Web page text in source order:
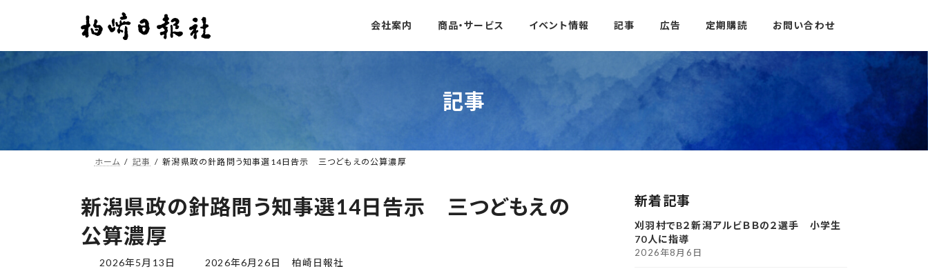
ン
ー
会社案内 商品・サービス イベント情報 記事 広告 定期購読 お問い合わせ
記事
ホーム 記事 新潟県政の針路問う知事選14日告示 三つどもえの公算濃厚
新潟県政の針路問う知事選14日告示 三つどもえの
公算濃厚
2026年5月13日
最
2026年6月26日 柏崎日報社
新着記事
刈羽村でB２新潟アルビＢＢの２選手 小学生
70人に指導
2026年8月6日